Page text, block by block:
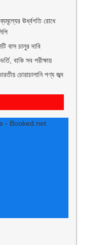
ঊর্ধ্বগতি রোধে
বাস চালুর দাবি
বাকি সব পরীক্ষায়
চোরাচালানি পণ্য জব্দ